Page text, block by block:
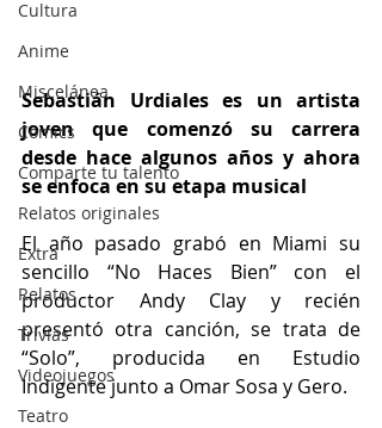
Cultura
Anime
Miscelánea
Cómics
Comparte tu talento
Relatos originales
Extra
Relatos
Trivias
Videojuegos
Teatro
Sebastián Urdiales es un artista
joven que comenzó su carrera
desde hace algunos años y ahora
se enfoca en su etapa musical
El año pasado grabó en Miami su
sencillo “No Haces Bien” con el
productor Andy Clay y recién
presentó otra canción, se trata de
“Solo”, producida en Estudio
Indigente junto a Omar Sosa y Gero.